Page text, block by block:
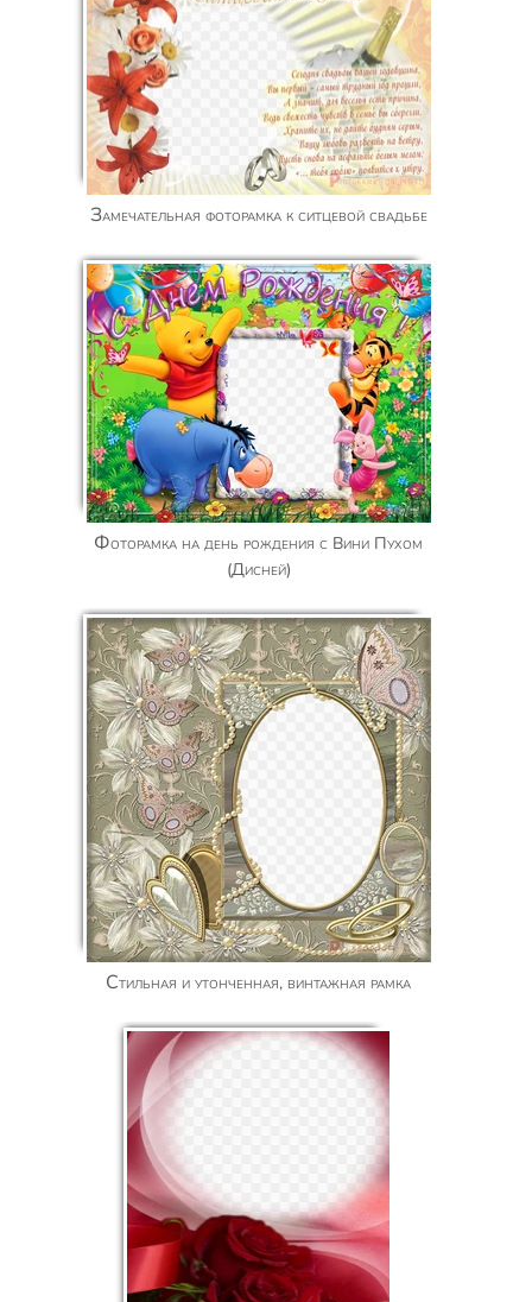
Замечательная фоторамка к ситцевой свадьбе
Фоторамка на день рождения с Вини Пухом
(Дисней)
Cтильная и утонченная, винтажная рамка